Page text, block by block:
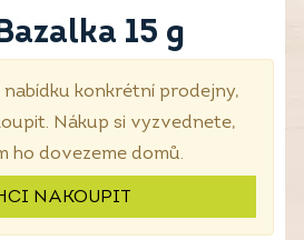
15 g
nabídku konkrétní prodejny,
Nákup si vyzvednete,
ho dovezeme domů.
NAKOUPIT